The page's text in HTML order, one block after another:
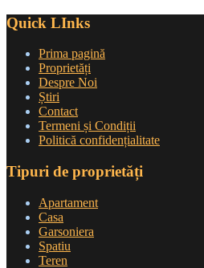
Quick LInks
Prima pagină
Proprietăți
Despre Noi
Știri
Contact
Termeni și Condiții
Politică confidențialitate
Tipuri de proprietăți
Apartament
Casa
Garsoniera
Spatiu
Teren